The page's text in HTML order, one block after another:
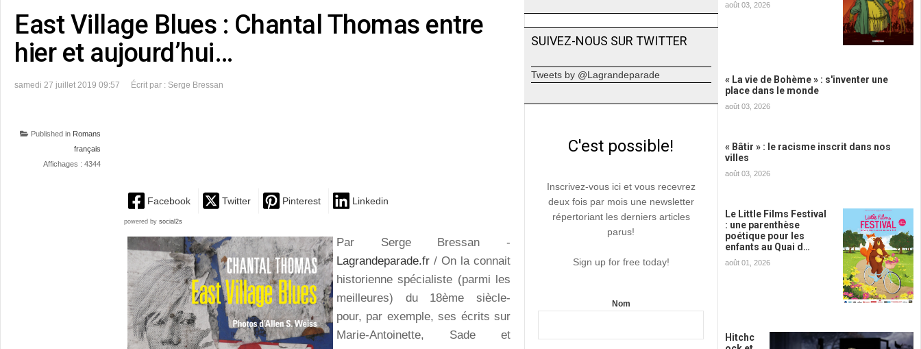
East Village Blues : Chantal Thomas entre
hier et aujourd’hui…
samedi 27 juillet 2019 09:57 Écrit par : Serge Bressan
Published in Romans
français
Affichages : 4344
Facebook Twitter Pinterest Linkedin
powered by social2s
Par Serge Bressan -
Lagrandeparade.fr/ On la connait
historienne spécialiste (parmi les
meilleures) du 18ème siècle-
pour, par exemple, ses écrits sur
Marie-Antoinette, Sade et
SUIVEZ-NOUS SUR TWITTER
Tweets by @Lagrandeparade
C'est possible!
Inscrivez-vous ici et vous recevrez
deux fois par mois une newsletter
répertoriant les derniers articles
parus!
Sign up for free today!
Nom
août 03, 2026
« La vie de Bohème » : s'inventer une
place dans le monde
août 03, 2026
« Bâtir » : le racisme inscrit dans nos
villes
août 03, 2026
Le Little Films Festival
: une parenthèse
poétique pour les
enfants au Quai d…
août 01, 2026
Hitchc